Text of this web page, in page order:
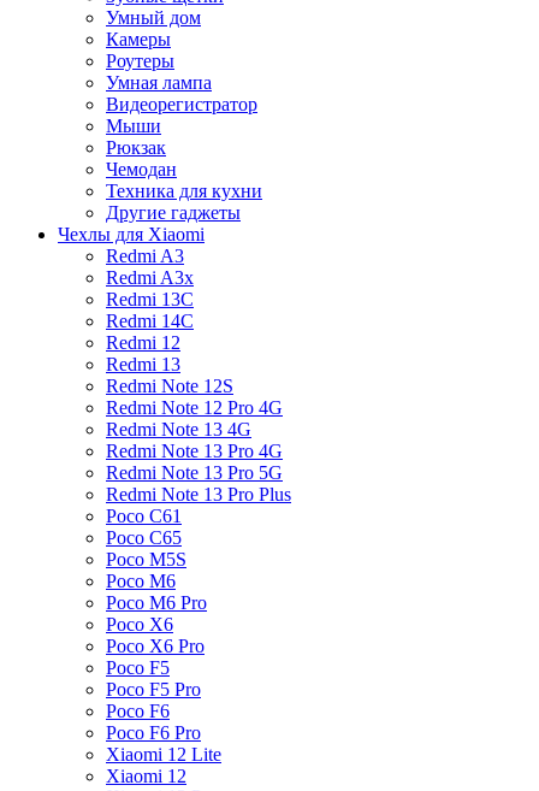
Умный дом
Камеры
Роутеры
Умная лампа
Видеорегистратор
Мыши
Рюкзак
Чемодан
Техника для кухни
Другие гаджеты
Чехлы для Xiaomi
Redmi A3
Redmi A3x
Redmi 13C
Redmi 14C
Redmi 12
Redmi 13
Redmi Note 12S
Redmi Note 12 Pro 4G
Redmi Note 13 4G
Redmi Note 13 Pro 4G
Redmi Note 13 Pro 5G
Redmi Note 13 Pro Plus
Poco C61
Poco C65
Poco M5S
Poco M6
Poco M6 Pro
Poco X6
Poco X6 Pro
Poco F5
Poco F5 Pro
Poco F6
Poco F6 Pro
Xiaomi 12 Lite
Xiaomi 12